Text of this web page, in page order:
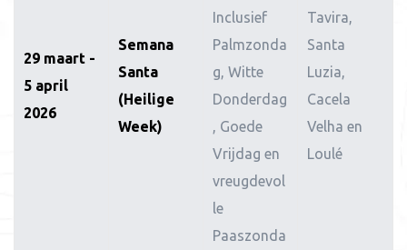
29 maart -
5 april
2026
Semana
Santa
(Heilige
Week)
Inclusief
Palmzonda
g, Witte
Donderdag
, Goede
Vrijdag en
vreugdevol
le
Paaszonda
Tavira,
Santa
Luzia,
Cacela
Velha en
Loulé